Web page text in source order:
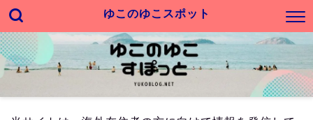
ゆこのゆこスポット